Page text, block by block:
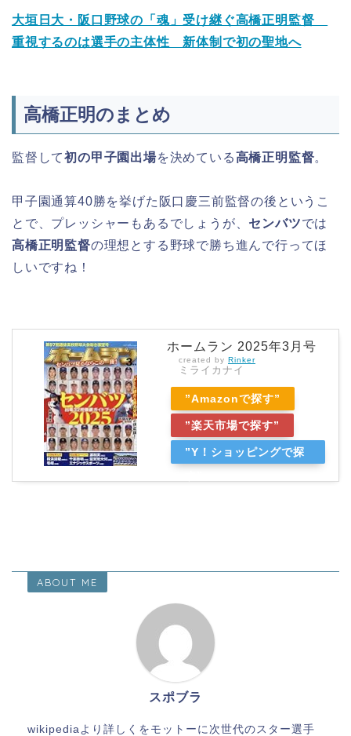
大垣日大・阪口野球の「魂」受け継ぐ高橋正明監督
重視するのは選手の主体性 新体制で初の聖地へ
高橋正明のまとめ
監督して初の甲子園出場を決めている高橋正明監督。
甲子園通算40勝を挙げた阪口慶三前監督の後というこ
とで、プレッシャーもあるでしょうが、 センバツでは
高橋正明監督の理想とする野球で勝ち進んで行ってほ
しいですね！
ホームラン 2025年3月号
created by Rinker
ミライカナイ
”Amazonで探す”
”楽天市場で探す”
”Y！ショッピングで探
ABOUT ME
スポブラ
wikipediaより詳しくをモットーに次世代のスター選手